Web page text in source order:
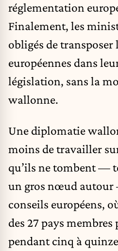
réglementation
Finalement, les
obligés de transposer
européennes dans
législation, sans la
wallonne.
Une diplomatie
moins de travailler
qu’ils ne tombent —
un gros nœud autour
conseils européens,
des 27 pays
pendant cinq à